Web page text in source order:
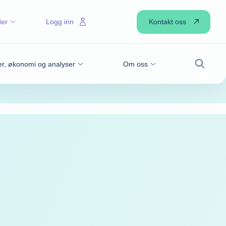
økonomi og analyser Om oss
Søk
Logg inn Kontakt oss